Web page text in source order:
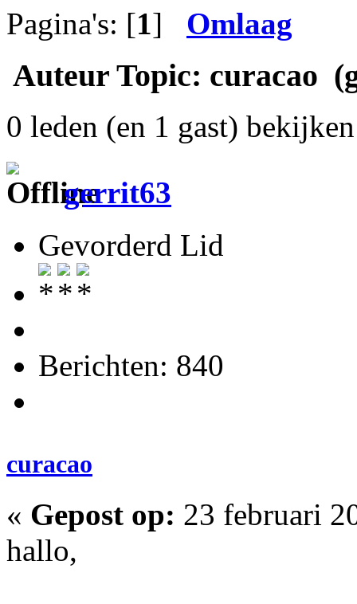
Pagina's: [1] Omlaag
Auteur Topic: curacao
0 leden (en 1 gast)
gerrit63
Gevorderd Lid
Berichten: 840
curacao
« Gepost op: 23 februari
hallo,